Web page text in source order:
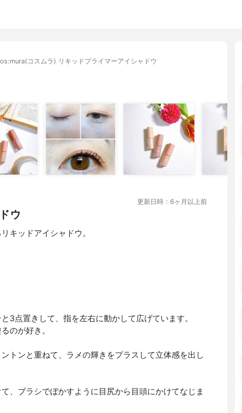
コスムラ) リキッドプライマーアイシャドウ
更新日時：6ヶ月以上前
ウ
キッドアイシャドウ。
3点置きして、指を左右に動かして広げています。
のが好き。
トンと重ねて、ラメの輝きをプラスして立体感を出し
、ブラシでぼかすように目尻から目頭にかけてなじま